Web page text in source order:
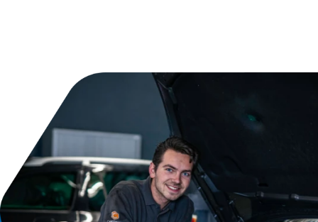
Noardburgum
Odijk
Odoorn
Oldenzaal